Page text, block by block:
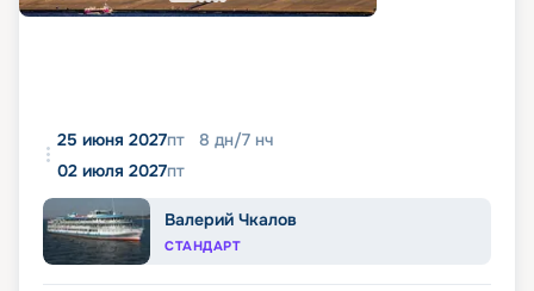
25 июня 2027пт 8 дн/7 нч
02 июля 2027пт
Валерий Чкалов
СТАНДАРТ